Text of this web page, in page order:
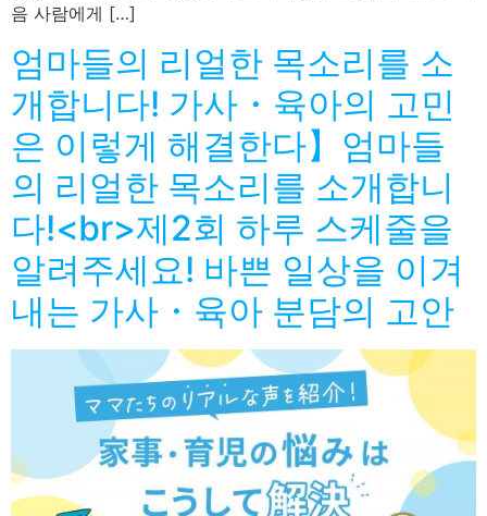
음 사람에게 […]
엄마들의 리얼한 목소리를 소
개합니다! 가사・육아의 고민
은 이렇게 해결한다】엄마들
의 리얼한 목소리를 소개합니
다!<br>제2회 하루 스케줄을
알려주세요! 바쁜 일상을 이겨
내는 가사・육아 분담의 고안